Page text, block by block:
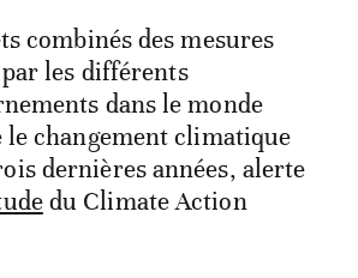
combinés des mesures
les différents
dans le monde
le changement climatique
dernières années, alerte
du Climate Action